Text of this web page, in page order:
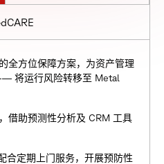
全方位保障方案，为资产管理
将运行风险转移至 Metal
借助预测性分析及 CRM 工具
合定期上门服务，开展预防性